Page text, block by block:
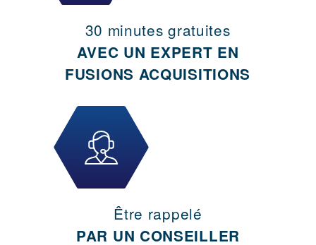
30 minutes gratuites
AVEC UN EXPERT EN
FUSIONS ACQUISITIONS
Être rappelé
PAR UN CONSEILLER